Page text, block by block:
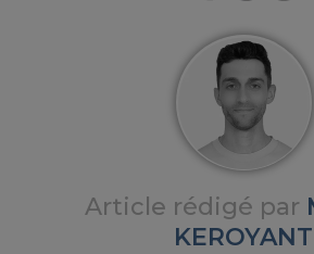
Article rédigé par
KEROYANT